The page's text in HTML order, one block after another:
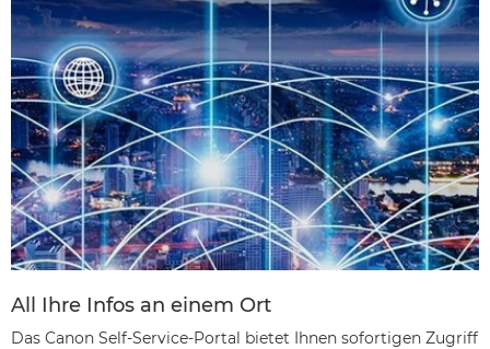
All Ihre Infos an einem Ort
Das Canon Self-Service-Portal bietet Ihnen sofortigen Zugriff